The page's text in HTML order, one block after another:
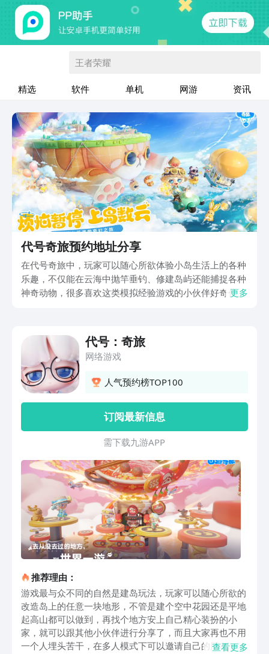
王者荣耀
精选 软件 单机 网游 资讯
代号奇旅预约地址分享
在代号奇旅中，玩家可以随心所欲体验小岛生活上的各种
乐趣，不仅能在云海中抛竿垂钓、修建岛屿还能捕捉各种
神奇动物，很多喜欢这类模拟经验游戏的小伙伴好奇代号
功后不仅会及时提醒大家下载，还有机会收到预约礼包。
更多
代号：奇旅
网络游戏
人气预约榜TOP100
订阅最新信息
需 下 载 九 游 A P P
推荐理由：
游戏最与众不同的自然是建岛玩法，玩家可以随心所欲的
改造岛上的任意一块地形，不管是建个空中花园还是平地
起高山都可以做到，再找个地方安上自己精心装扮的小
家，就可以跟其他小伙伴进行分享了，而且大家再也不用
一个人埋头苦干，在多人模式下可以邀请自己的朋友一起
查看更多